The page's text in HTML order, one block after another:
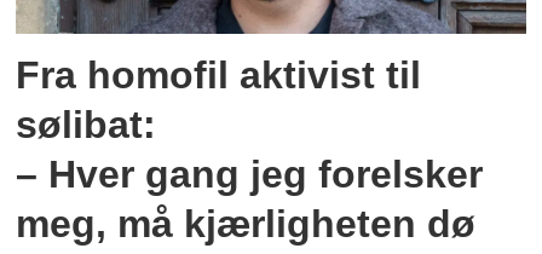
Fra homofil aktivist til
sølibat:
– Hver gang jeg forelsker
meg, må kjærligheten dø